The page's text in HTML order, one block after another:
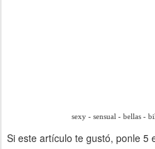
sexy - sensual - bellas -
Si este artículo te gustó, ponle 5